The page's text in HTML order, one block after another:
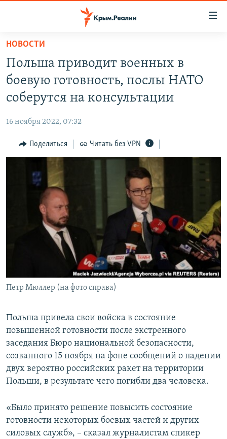
Вернуться
основному
содержанию
Вернутся
главной
навигации
Вернутся
СПЕЦПРОЕКТЫ
ГРУЗ 200
11 ЛЕТ ОККУПАЦИИ КРЫМА. 11 ИСТОРИЙ СОПРОТИВЛЕНИЯ
ВОДА
ЕЩЕ
ИНТЕРАКТИВ
ТЕЛЕПРОЕКТ КРЫМ.РЕАЛИИ
СОВЕТЫ ПРАВОЗАЩИТНИКОВ
ПРОПАВШИЕ БЕЗ ВЕСТИ
ПОБЕДИТЕЛЕЙ НЕ СУДЯТ?
КРЫМ.НЕПОКОРЕННЫЙ
УКРАИНСКАЯ ПРОБЛЕМА КРЫМА
РАДІО СВОБОДА
КАК ОБОЙТИ БЛОКИРОВКУ
Українською
Qırımtatar
ПРИСОЕДИНЯЙТЕСЬ!
НОВОСТИ
Польша приводит военных в
боевую готовность, послы НАТО
соберутся на консультации
16 ноября 2022, 07:32
Поделиться Читать без VPN
Петр Мюллер (на фото справа)
Польша привела свои войска в состояние
повышенной готовности после экстренного
заседания Бюро национальной безопасности,
созванного 15 ноября на фоне сообщений о падении
двух вероятно российских ракет на территории
Польши, в результате чего погибли два человека.
«Было принято решение повысить состояние
готовности некоторых боевых частей и других
силовых служб», – сказал журналистам спикер